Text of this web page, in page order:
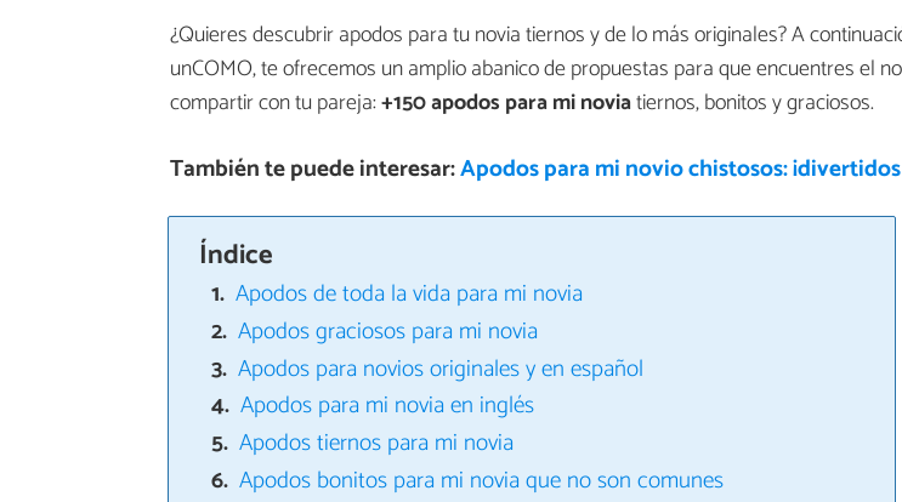
¿Quieres descubrir apodos para tu novia tiernos y de lo más originales? A
unCOMO, te ofrecemos un amplio abanico de propuestas para que encuentres el
compartir con tu pareja:+150 apodos para mi noviatiernos, bonitos y graciosos.
También te puede interesar:Apodos para mi novio chistosos:
Índice
Apodos de toda la vida para mi novia
Apodos graciosos para mi novia
Apodos para novios originales y en español
Apodos para mi novia en inglés
Apodos tiernos para mi novia
Apodos bonitos para mi novia que no son comunes